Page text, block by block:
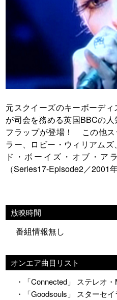
元スクイーズのキーボーデ
が司会を務める英国BBCの
フラップが登場！ この他ス
ラー、ロビー・ウィリアム
ド・ボーイズ・オブ・ア
（Series17-Episode2／2001年
放映時間
番組情報無し
オンエア曲目リスト
・「Connected」 ステレオ・
・「Goodsouls」 スターセイ